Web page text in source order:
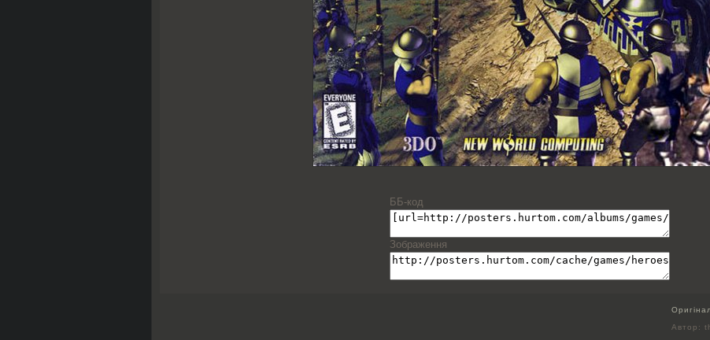
ББ-код
Зображення
Автор: